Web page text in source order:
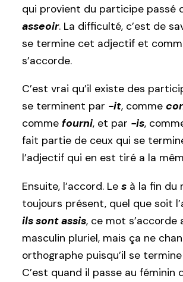
qui provient du participe passé
asseoir. La difficulté, c’est de
se termine cet adjectif et
s’accorde.
C’est vrai qu’il existe des
se terminent par -it, comme
comme fourni, et par -is,
fait partie de ceux qui se
l’adjectif qui en est tiré a la
Ensuite, l’accord. Le s à la fin du
toujours présent, quel que soit
ils sont assis, ce mot s’accorde
masculin pluriel, mais ça ne
orthographe puisqu’il se
C’est quand il passe au féminin